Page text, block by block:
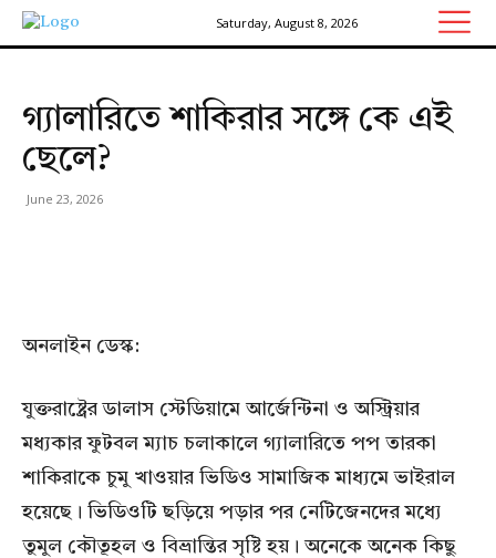
Saturday, August 8, 2026
গ্যালারিতে শাকিরার সঙ্গে কে এই
ছেলে?
June 23, 2026
অনলাইন ডেস্ক:
যুক্তরাষ্ট্রের ডালাস স্টেডিয়ামে আর্জেন্টিনা ও অস্ট্রিয়ার
মধ্যকার ফুটবল ম্যাচ চলাকালে গ্যালারিতে পপ তারকা
শাকিরাকে চুমু খাওয়ার ভিডিও সামাজিক মাধ্যমে ভাইরাল
হয়েছে। ভিডিওটি ছড়িয়ে পড়ার পর নেটিজেনদের মধ্যে
তুমুল কৌতূহল ও বিভ্রান্তির সৃষ্টি হয়। অনেকে অনেক কিছু